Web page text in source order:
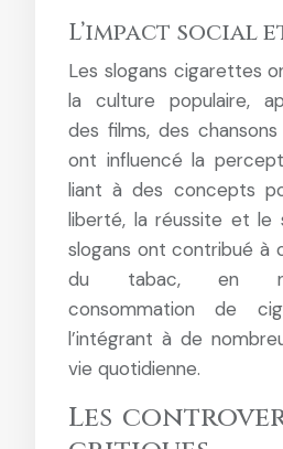
L’impact social
Les slogans cigarettes
la culture populaire,
des films, des
ont influencé la
liant à des concepts
liberté, la réussite et le
slogans ont contribué à
du tabac, en
consommation de
l’intégrant à de
vie quotidienne.
Les